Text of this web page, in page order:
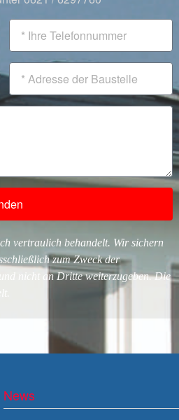
vertraulich behandelt. Wir sichern
zum Zweck der
nicht an Dritte weiterzugeben. Die
News